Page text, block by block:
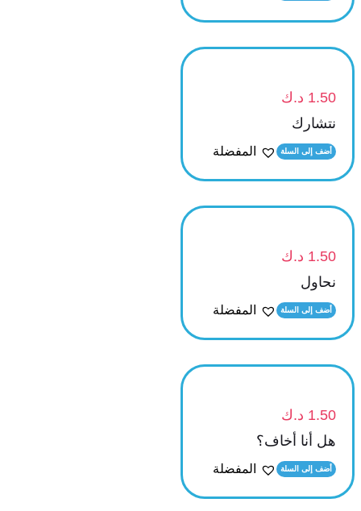
1.50 د.ك
نتشارك
أضف إلى السلة المفضلة
1.50 د.ك
نحاول
أضف إلى السلة المفضلة
1.50 د.ك
هل أنا أخاف؟
أضف إلى السلة المفضلة